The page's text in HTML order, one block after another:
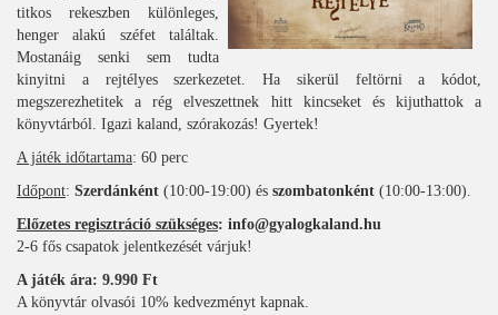
titkos rekeszben különleges,
henger alakú széfet találtak.
Mostanáig senki sem tudta
kinyitni a rejtélyes szerkezetet. Ha sikerül feltörni a kódot,
megszerezhetitek a rég elveszettnek hitt kincseket és kijuthattok a
könyvtárból. Igazi kaland, szórakozás! Gyertek!
A játék időtartama: 60 perc
Időpont: Szerdánként (10:00-19:00) és szombatonként (10:00-13:00).
Előzetes regisztráció szükséges: info@gyalogkaland.hu
2-6 fős csapatok jelentkezését várjuk!
A játék ára: 9.990 Ft
A könyvtár olvasói 10% kedvezményt kapnak.